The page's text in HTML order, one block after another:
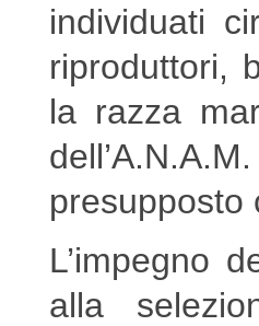
individuati
riproduttori,
la razza
presupposto
L’impegno
alla